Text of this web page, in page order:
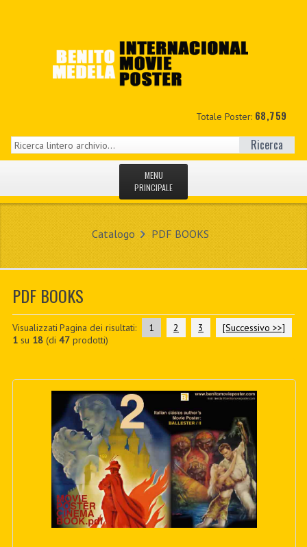
Totale Poster: 68,759
Ricerca
MENU
PRINCIPALE
IL MIO CONTO
PDF BOOKS
Catalogo PDF BOOKS
PDF BOOKS
Pagina dei risultati: 1 2 3 [Successivo >>]
Visualizzati
1su 18(di 47prodotti)